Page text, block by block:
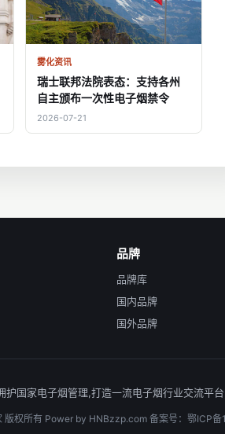
雾化资讯
瑞士联邦法院表态：支持各州
自主颁布一次性电子烟禁令
2026-07-21
品牌
品牌库
国内品牌
国外品牌
国家电子烟管理,打造一流电子烟行业交流平
权所有 Power by HNBzzp.com 备案号：鄂ICP